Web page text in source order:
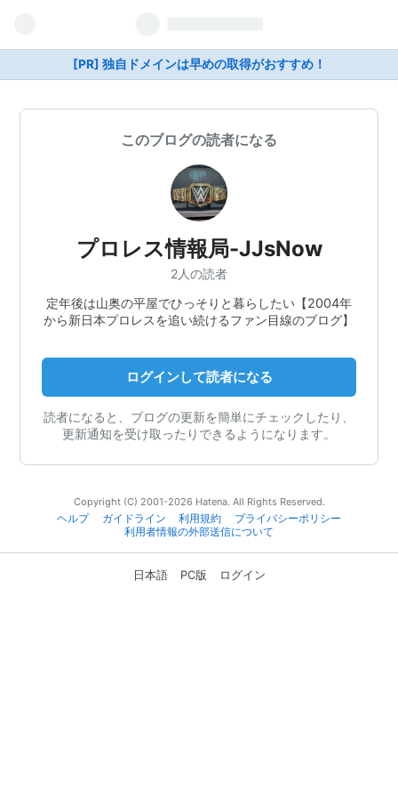
[PR] 独自ドメインは早めの取得がおすすめ！
このブログの読者になる
プロレス情報局-JJsNow
2人の読者
定年後は山奥の平屋でひっそりと暮らしたい【2004年
から新日本プロレスを追い続けるファン目線のブログ】
ログインして読者になる
読者になると、ブログの更新を簡単にチェックしたり、
更新通知を受け取ったりできるようになります。
Copyright (C) 2001-2026 Hatena. All Rights Reserved.
ヘルプ
ガイドライン 利用規約
プライバシーポリシー
利用者情報の外部送信について
日本語 PC版 ログイン